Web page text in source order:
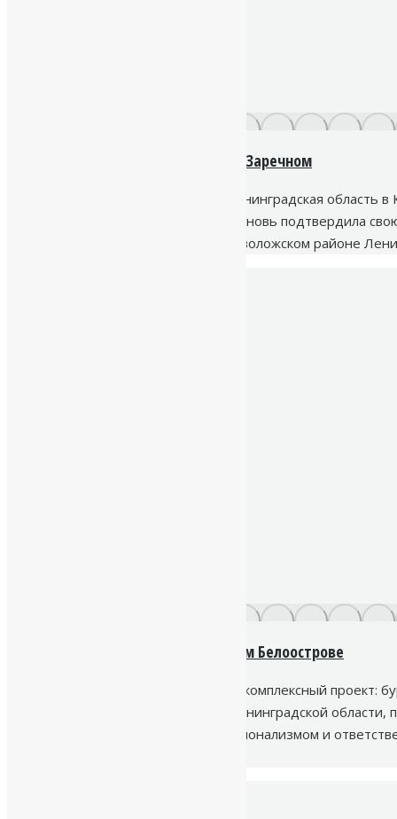
Бурение скважины область в КП Заречном
Завершено бурение скважины Ленинградская область
работы в сфере водоснабжения, вновь подтвердила
Заречное. Расположенном во Всеволожском районе
Установка канализации в Старом Белоострове
В Старом Белоострове завершен комплексный проект:
расположенном в тихом уголке Ленинградской
Исток», известная своим профессионализмом и